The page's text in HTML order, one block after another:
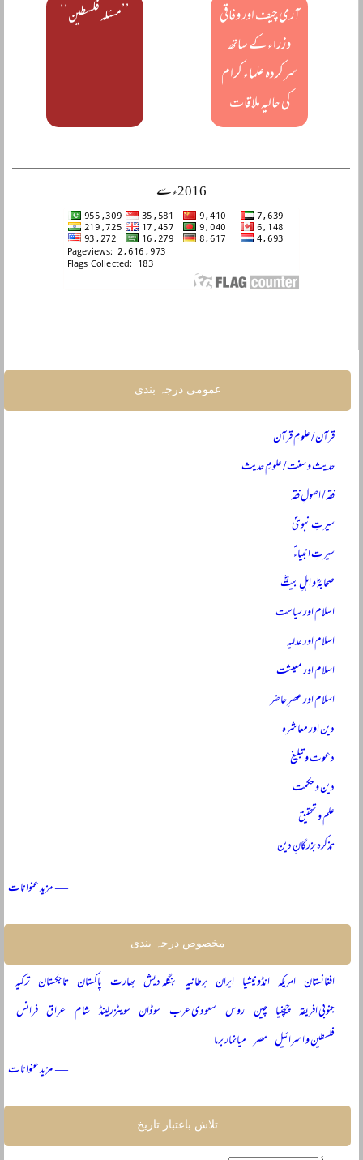
آرمی چیف اور وفاقی
وزراء کے ساتھ
سرکردہ علماء کرام
کی حالیہ ملاقات
’’مسئلہ فلسطین‘‘
2016ء سے
عمومی درجہ بندی
قرآن / علومِ قرآن
حدیث و سنت / علومِ حدیث
فقہ / اصولِ فقہ
سیرتِ نبویؐ
سیرتِ انبیاءؑ
صحابہؓ و اہلِ بیتؓ
اسلام اور سیاست
اسلام اور عدلیہ
اسلام اور معیشت
اسلام اور عصرِ حاضر
دین اور معاشرہ
دعوت و تبلیغ
دین و حکمت
علم و تحقیق
تذکرہ بزرگانِ دین
— مزید عنوانات
مخصوص درجہ بندی
افغانستان امریکہ انڈونیشیا ایران برطانیہ بنگلہ دیش بھارت پاکستان تاجکستان ترکیہ
جنوبی افریقہ چیچنیا چین روس سعودی عرب سوڈان سویٹزرلینڈ شام عراق فرانس
فلسطین و اسرائیل مصر میانمار برما
— مزید عنوانات
تلاش باعتبار تاریخ